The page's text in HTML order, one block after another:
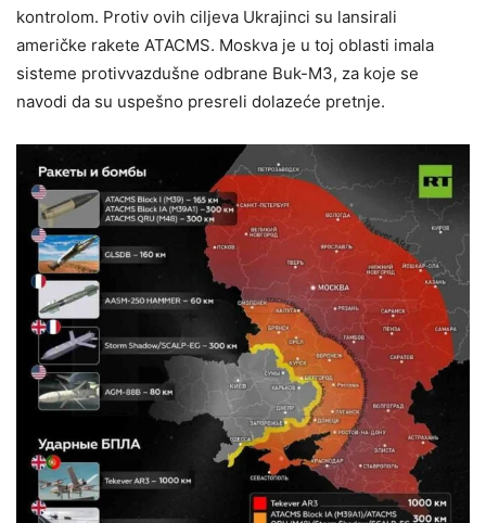
kontrolom. Protiv ovih ciljeva Ukrajinci su lansirali
američke rakete ATACMS. Moskva je u toj oblasti imala
sisteme protivvazdušne odbrane Buk-M3, za koje se
navodi da su uspešno presreli dolazeće pretnje.